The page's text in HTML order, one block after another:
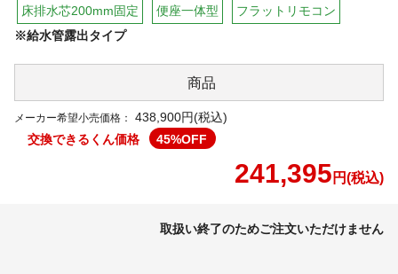
床排水芯200mm固定 便座一体型
フラットリモコン
※給水管露出タイプ
商品
メーカー希望小売価格：
438,900円(税込)
交換できるくん価格
45%OFF
241,395 円(税込)
取扱い終了のためご注文いただけません